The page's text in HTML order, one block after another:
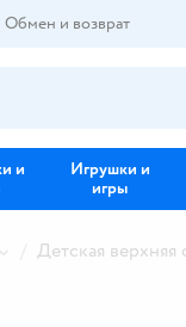
Обмен и возврат
и
Игрушки и
игры
Детская верхняя